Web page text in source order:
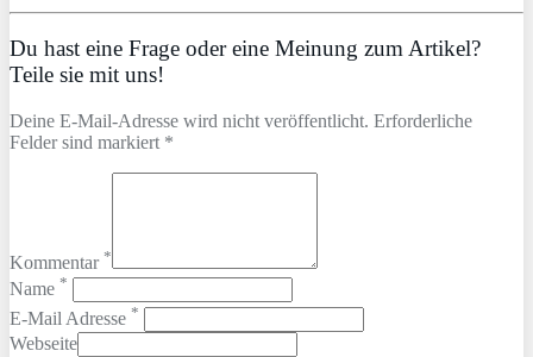
Du hast eine Frage oder eine Meinung zum Artikel?
Teile sie mit uns!
Deine E-Mail-Adresse wird nicht veröffentlicht. Erforderliche
Felder sind markiert *
Kommentar *
Name *
E-Mail Adresse *
Webseite